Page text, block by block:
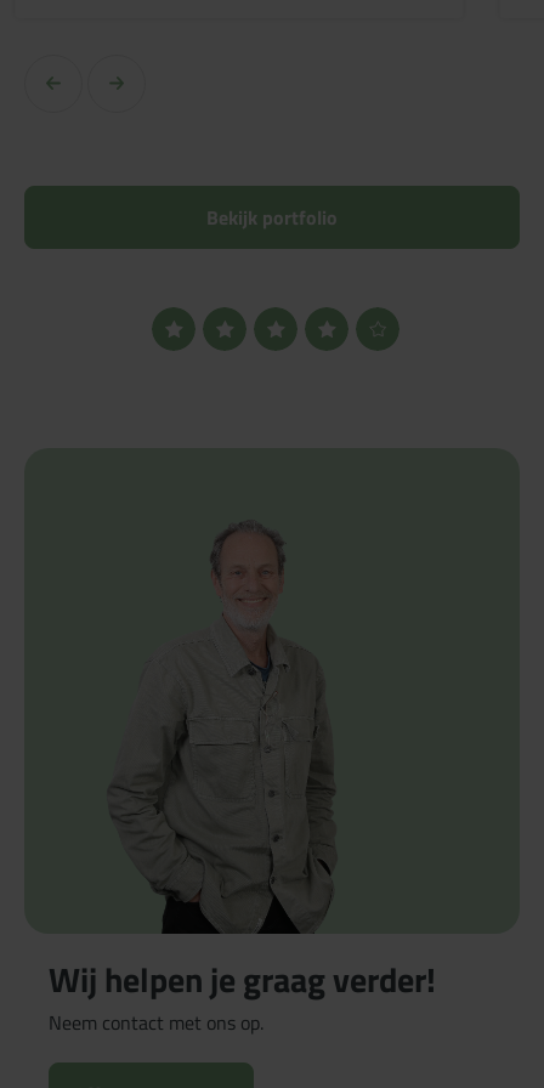
Bekijk portfolio
Wij helpen je graag verder!
Neem contact met ons op.